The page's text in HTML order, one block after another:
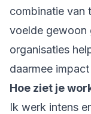
combinatie van
voelde gewoon
organisaties
daarmee
Hoe ziet je
Ik werk intens